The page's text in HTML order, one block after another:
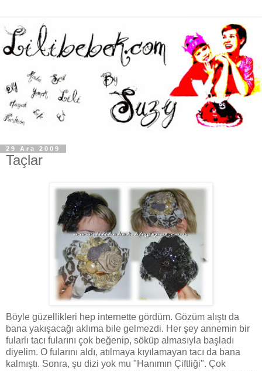
29 Ara 2009
Taçlar
Böyle güzellikleri hep internette gördüm. Gözüm alıştı da
bana yakışacağı aklıma bile gelmezdi. Her şey annemin bir
fularlı tacı fularını çok beğenip, söküp almasıyla başladı
diyelim. O fularını aldı, atılmaya kıyılamayan tacı da bana
kalmıştı. Sonra, şu dizi yok mu "Hanımın Çiftliği". Çok